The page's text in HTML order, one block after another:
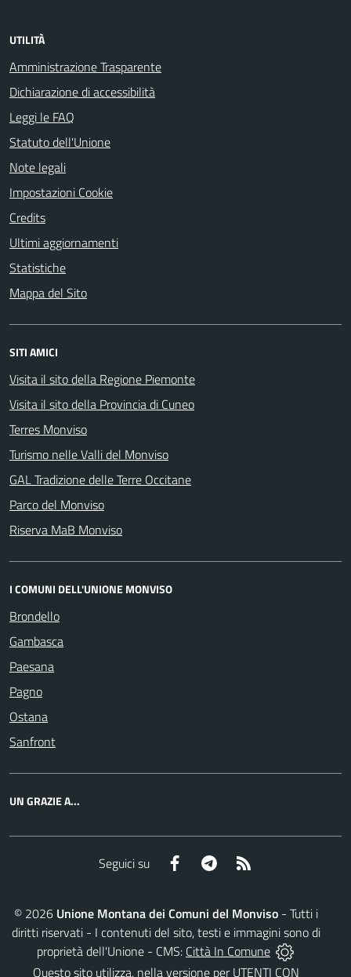
UTILITÀ
Amministrazione Trasparente
Dichiarazione di accessibilità
Leggi le FAQ
Statuto dell'Unione
Note legali
Impostazioni Cookie
Credits
Ultimi aggiornamenti
Statistiche
Mappa del Sito
SITI AMICI
Visita il sito della Regione Piemonte
Visita il sito della Provincia di Cuneo
Terres Monviso
Turismo nelle Valli del Monviso
GAL Tradizione delle Terre Occitane
Parco del Monviso
Riserva MaB Monviso
I COMUNI DELL'UNIONE MONVISO
Brondello
Gambasca
Paesana
Pagno
Ostana
Sanfront
UN GRAZIE A...
Seguici su Facebook Telegram
© 2026 Unione Montana dei Comuni del Monviso - Tutti i
diritti riservati - I contenuti del sito, testi e immagini sono di
proprietà dell'Unione - CMS: Città In Comune
Questo sito utilizza, nella versione per UTENTI CON